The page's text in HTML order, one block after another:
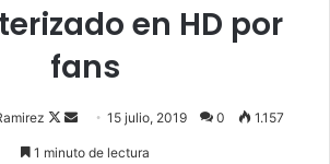
en HD por
fans
Follow
Send15 julio, 2019 0 1.157
1 minuto de lectura